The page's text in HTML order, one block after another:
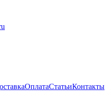
ОплатаСтатьиКонтакты